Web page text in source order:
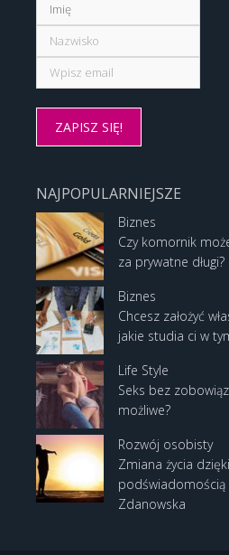
NAJPOPULARNIEJSZE
Biznes
Czy komornik
za prywatne długi?
Biznes
Chcesz założyć
jakie studia ci w
Life Style
Seks bez
możliwe?
Rozwój osobisty
Zmiana życia
podświadomością
Zdanowska